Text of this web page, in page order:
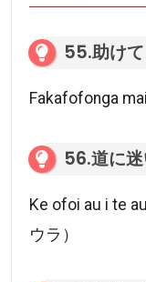
55.助けて
Fakafofonga
56.道に
Ke ofoi au i te
ウラ）